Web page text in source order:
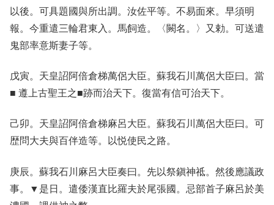
以後。可具題國與所出調。汝佐平等。不易面來。早須明
報。今重遣三輪君東入。馬飼造。〈闕名。〉又勅。可送遣
鬼部率意斯妻子等。
戊寅。天皇詔阿倍倉梯萬侶大臣。蘇我石川萬侶大臣曰。當
■ 遵上古聖王之■跡而治天下。復當有信可治天下。
己卯。天皇詔阿倍倉梯麻呂大臣。蘇我石川萬侶大臣曰。可
歴問大夫與百伴造等。以悦使民之路。
庚辰。蘇我石川麻呂大臣奏曰。先以祭鎭神祗。然後應議政
事。▼是日。遣倭漢直比羅夫於尾張國。忌部首子麻呂於美